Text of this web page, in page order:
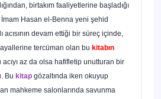
birtakım faaliyetlerine başladığı
İmam Hasan el-Benna yeni şehid
devam ettiği bir süreç içinde,
tercüman olan bu kitabın
acıyı az da olsa hafifletip unutturan bir
Bu kitap gözaltında iken okuyup
mahkeme salonlarında savunma